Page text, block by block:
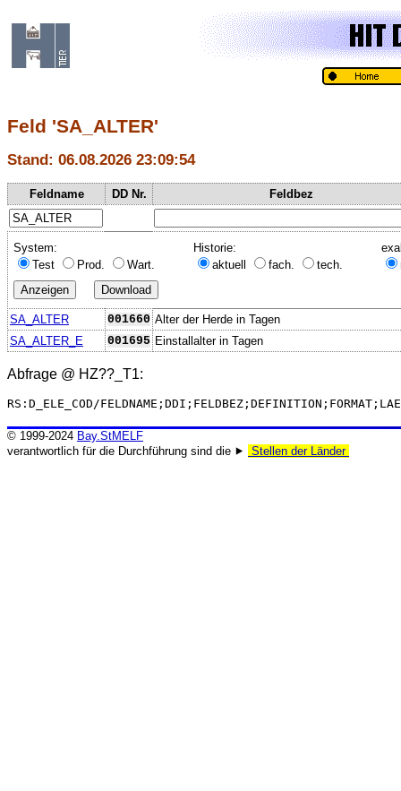
Feld 'SA_ALTER'
Stand: 06.08.2026 23:09:54
Feldname DD Nr. Feldbez
System:
Test
Prod. Wart.
Historie:
aktuell
fach. tech.
SA_ALTER 001660 Alter der Herde in Tagen
SA_ALTER_E
001695 Einstallalter in Tagen
Abfrage @ HZ??_T1:
RS:D_ELE_COD/
© 1999-2024 Bay.StMELF
verantwortlich für die Durchführung sind die ⯈
Stellen der Länder